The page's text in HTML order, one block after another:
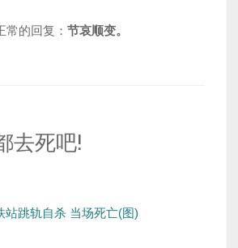
常的回复： 节哀顺变。
去死吧!
站跳轨自杀 当场死亡(图)